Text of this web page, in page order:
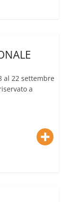
al 22 settembre
a